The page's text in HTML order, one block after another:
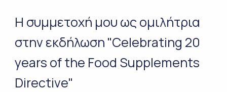
Η συμμετοχή μου ως ομιλήτρια
στην εκδήλωση "Celebrating 20
years of the Food Supplements
Directive"